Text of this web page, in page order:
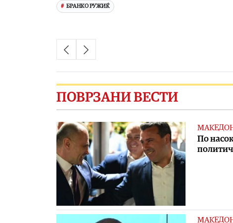
БРАНКО РУЖИЌ
ПОВРЗАНИ ВЕСТИ
По